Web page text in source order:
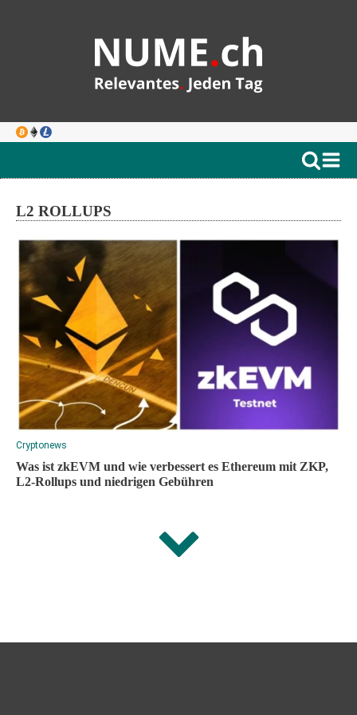
L2 ROLLUPS
Cryptonews
Was ist zkEVM und wie verbessert es Ethereum mit ZKP,
L2-Rollups und niedrigen Gebühren